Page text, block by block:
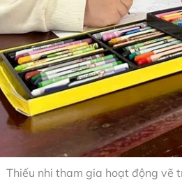
Thiếu nhi tham gia hoạt động vẽ